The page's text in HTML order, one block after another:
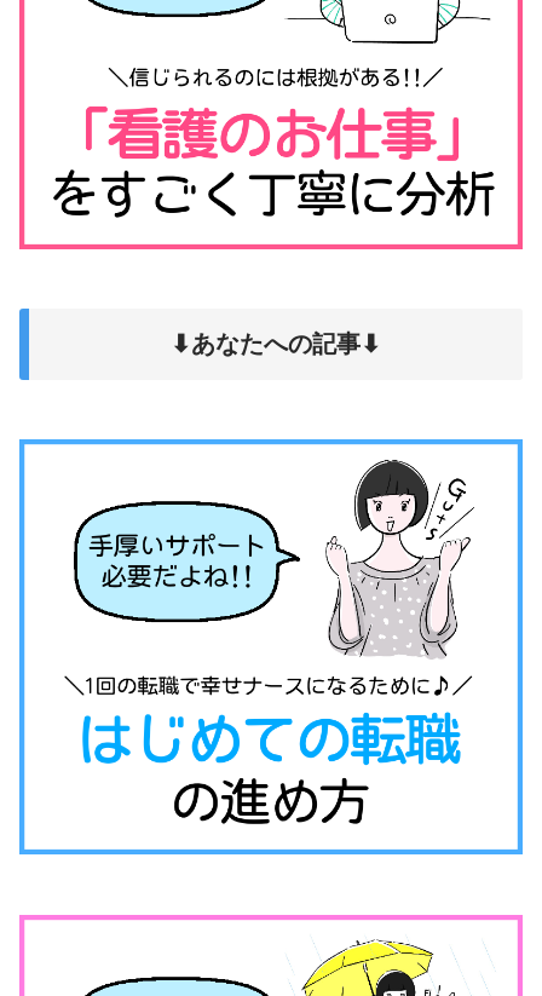
⬇︎あなたへの記事⬇︎